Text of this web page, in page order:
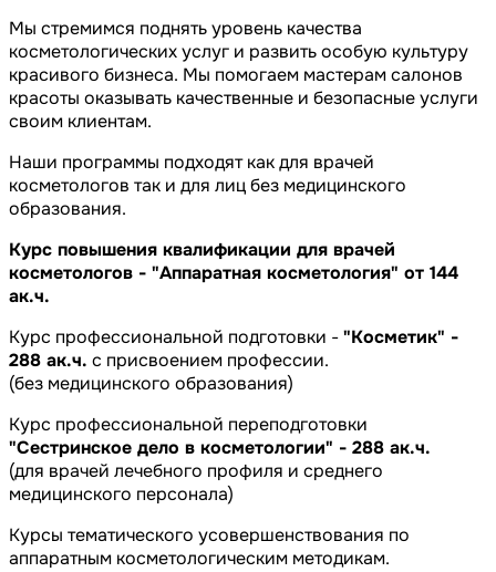
Мы стремимся поднять уровень качества
косметологических услуг и развить особую культуру
красивого бизнеса. Мы помогаем мастерам салонов
красоты оказывать качественные и безопасные услуги
своим клиентам.
Наши программы подходят как для врачей
косметологов так и для лиц без медицинского
образования.
Курс повышения квалификации для врачей
косметологов - "Аппаратная косметология" от 144
ак.ч.
Курс профессиональной подготовки -"Косметик" -
288 ак.ч. с присвоением профессии.
(без медицинского образования)
Курс профессиональной переподготовки
"Сестринское дело в косметологии" - 288 ак.ч.
(для врачей лечебного профиля и среднего
медицинского персонала)
Курсы тематического усовершенствования по
аппаратным косметологическим методикам.